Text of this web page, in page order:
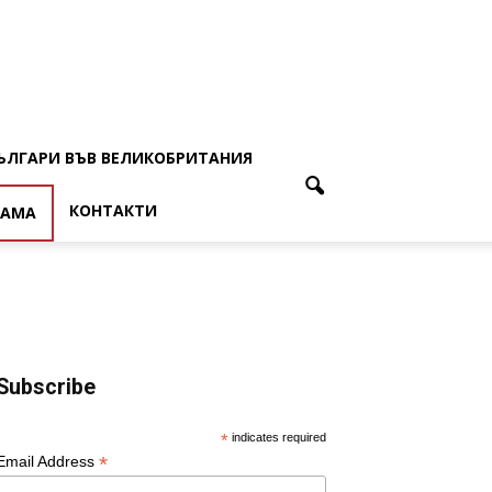
ВЪВ ВЕЛИКОБРИТАНИЯ
КОНТАКТИ
* indicates required
Address *